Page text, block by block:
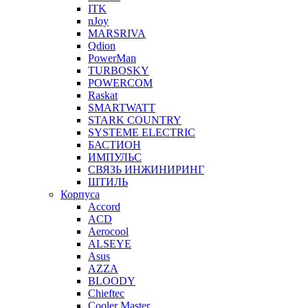
ITK
nJoy
MARSRIVA
Qdion
PowerMan
TURBOSKY
POWERCOM
Raskat
SMARTWATT
STARK COUNTRY
SYSTEME ELECTRIC
БАСТИОН
ИМПУЛЬС
СВЯЗЬ ИНЖИНИРИНГ
ШТИЛЬ
Корпуса
Accord
ACD
Aerocool
ALSEYE
Asus
AZZA
BLOODY
Chieftec